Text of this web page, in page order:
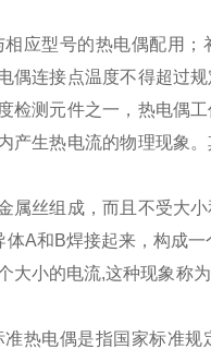
应型号的热电偶配用；
连接点温度不得超过
测元件之一，热电偶
生热电流的物理现象
丝组成，而且不受大
A和B焊接起来，构成
小的电流,这种现象称
热电偶是指国家标准